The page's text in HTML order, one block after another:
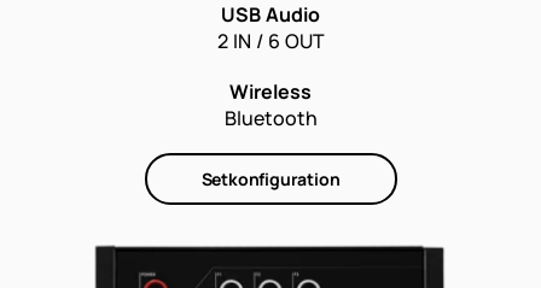
USB Audio
2 IN / 6 OUT
Wireless
Bluetooth
Setkonfiguration